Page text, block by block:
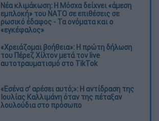
Νέα κλιμάκωση: Η Μόσχα δείχνει «άμεση
εμπλοκή» του ΝΑΤΟ σε επιθέσεις σε
ρωσικό έδαφος - Τα ονόματα και ο
«εγκέφαλος»
«Χρειάζομαι βοήθεια»: Η πρώτη δήλωση
του Πέρεζ Χίλτον μετά τον live
αυτοτραυματισμό στο TikTok
«Εσένα σ’ αρέσει αυτό;»: Η αντίδραση της
Ιουλίας Καλλιμάνη όταν της πέταξαν
λουλούδια στο πρόσωπο